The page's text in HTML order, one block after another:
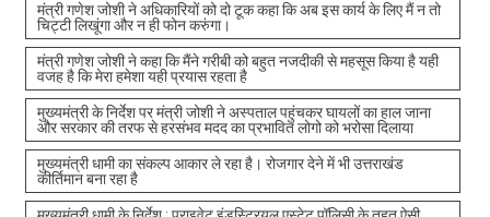
मंत्री गणेश जोशी ने अधिकारियों को दो टूक कहा कि अब इस कार्य के लिए मैं न तो
चिट्टी लिखूंगा और न ही फोन करुंगा।
मंत्री गणेश जोशी ने कहा कि मैंने गरीबी को बहुत नजदीकी से महसूस किया है यही
वजह है कि मेरा हमेशा यही प्रयास रहता है
मुख्यमंत्री के निर्देश पर मंत्री जोशी ने अस्पताल पहुंचकर घायलों का हाल जाना
और सरकार की तरफ से हरसंभव मदद का प्रभावित लोगो को भरोसा दिलाया
मुख्यमंत्री धामी का संकल्प आकार ले रहा है। रोजगार देने में भी उत्तराखंड
कीर्तिमान बना रहा है